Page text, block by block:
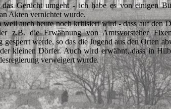
Gerücht umgeht - ich habe es von einigen
Akten vernichtet wurde.
auch heute noch kritisiert wird - dass auf den
z.B. die Erwähnung von Amtsvorsteher
werde, so das die Jugend aus den Orten
kleinen Dörfer. Auch wird erwähnt, dass in
verweigert wurde.